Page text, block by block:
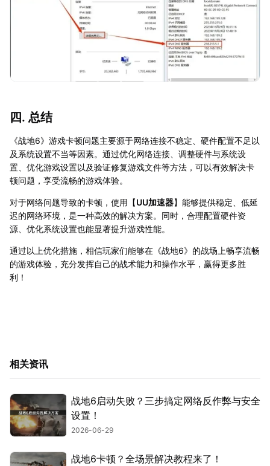
四. 总结
《战地6》游戏卡顿问题主要源于网络连接不稳定、硬件配置不足以
及系统设置不当等因素。通过优化网络连接、调整硬件与系统设
置、优化游戏设置以及验证修复游戏文件等方法，可以有效解决卡
顿问题，享受流畅的游戏体验。
对于网络问题导致的卡顿，使用【UU加速器】能够提供稳定、低延
迟的网络环境，是一种高效的解决方案。同时，合理配置硬件资
源、优化系统设置也能显著提升游戏性能。
通过以上优化措施，相信玩家们能够在《战地6》的战场上畅享流畅
的游戏体验，充分发挥自己的战术能力和操作水平，赢得更多胜
利！
相关资讯
战地6启动失败？三步搞定网络反作弊与安全
设置！
2026-06-29
战地6卡顿？全场景解决教程来了！